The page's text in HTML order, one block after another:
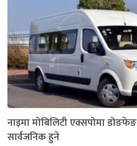
नाइमा मोबिलिटी एक्सपोमा डोङफेङ
सार्वजनिक हुने